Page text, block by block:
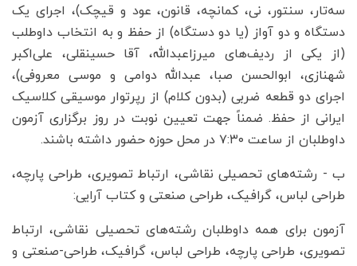
سه‌تار، سنتور، نی، کمانچه، قانون، عود و قیچک)، اجرای یک
دستگاه و دو آواز (یا دو دستگاه) از حفظ و به انتخاب داوطلب
(از یکی از ردیف‌های میرزاعبدالله، آقا حسینقلی، علی‌اکبر
شهنازی، ابوالحسن صبا، عبدالله دوامی و موسی معروفی)،
اجرای دو قطعه ضربی (بدون کلام) از رپرتوار موسیقی کلاسیک
ایرانی از حفظ. ضمناً جهت تعیین نوبت در روز برگزاری آزمون
داوطلبان از ساعت ۷:۳۰ در محل حوزه حضور داشته باشند.
ب - رشته‌های تحصیلی نقاشی، ارتباط تصویری، طراحی پارچه،
طراحی لباس، گرافیک، طراحی صنعتی و کتاب آرایی:
آزمون برای همه داوطلبان رشته‌های تحصیلی نقاشی، ارتباط
تصویری، طراحی پارچه، طراحی لباس، گرافیک، طراحی-صنعتی و